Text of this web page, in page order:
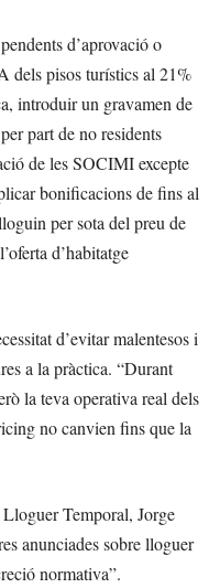
d’aprovació o
dels pisos turístics al 21%
introduir un gravamen de
part de no residents
de les SOCIMI excepte
bonificacions de fins al
per sota del preu de
d’habitatge
d’evitar malentesos i
a la pràctica. “Durant
la teva operativa real dels
no canvien fins que la
Temporal, Jorge
anunciades sobre lloguer
normativa”.